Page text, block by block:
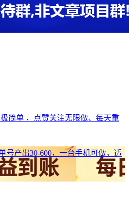
简单 ，点赞关注无限做、每天重
号产出30-600，一台手机可做，适